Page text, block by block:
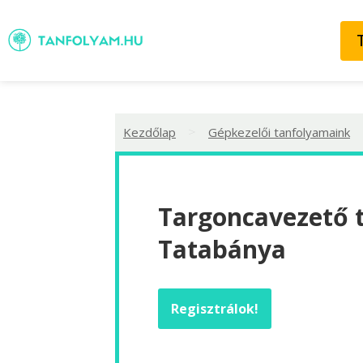
Kezdőlap Gépkezelői tanfolyamaink
Targoncavezető
Tatabánya
Regisztrálok!